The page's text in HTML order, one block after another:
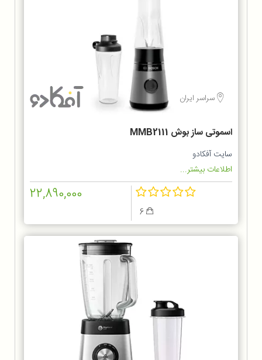
سراسر ایران
اسموتی ساز بوش MMB2111
سایت آفکادو
اطلاعات بیشتر...
22,890,000